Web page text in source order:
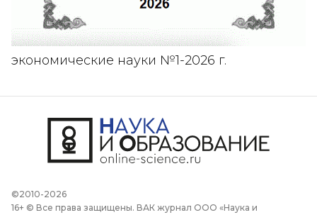
экономические науки №1-2026 г.
©2010-2026
16+ © Все права защищены. ВАК журнал ООО «Наука и